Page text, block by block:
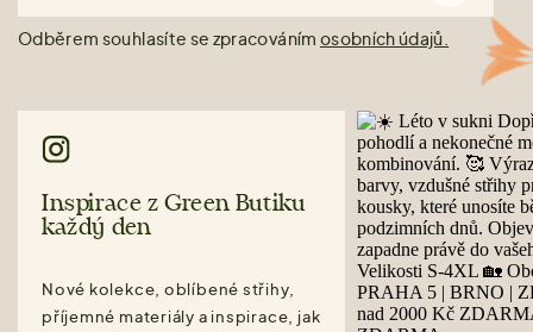
Odběrem souhlasíte se zpracováním osobních údajů.
Inspirace z Green Butiku
každý den
Nové kolekce, oblíbené střihy,
příjemné materiály a inspirace, jak